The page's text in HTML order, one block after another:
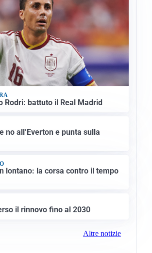
Rodri: battuto il Real Madrid
no all’Everton e punta sulla
lontano: la corsa contro il tempo
il rinnovo fino al 2030
Altre notizie